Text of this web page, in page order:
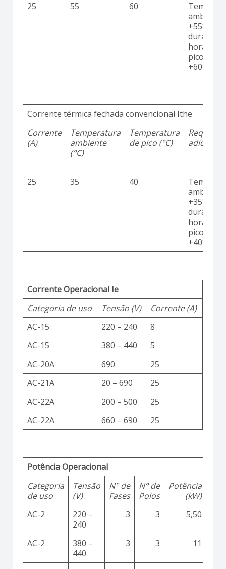
25 55 60
ambiente
+55°C
durante
horas
picos até
+60°C
Corrente térmica fechada convencional Ithe
Corrente
(A)
Temperatura
ambiente
(°C)
Temperatura
de pico (°C)
adicionais
25 35 40
ambiente
+35°C
durante
horas
picos até
+40°C
Corrente Operacional Ie
Categoria de uso
Tensão (V)
Corrente (A)
AC-15
220 – 240
8
AC-15
380 – 440
5
AC-20A
690
25
AC-21A
20 – 690
25
AC-22A
200 – 500
25
AC-22A
660 – 690 25
Potência Operacional
Categoria
de uso
Tensão
(V)
N° de
Fases
N° de
Polos
Potência
(kW)
AC-2
220 –
240
3 3 5,50
AC-2
380 –
440
3 3 11